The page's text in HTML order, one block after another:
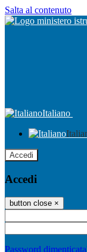
Salta al contenuto
Italiano
Accedi
Accedi
button close ×
Password